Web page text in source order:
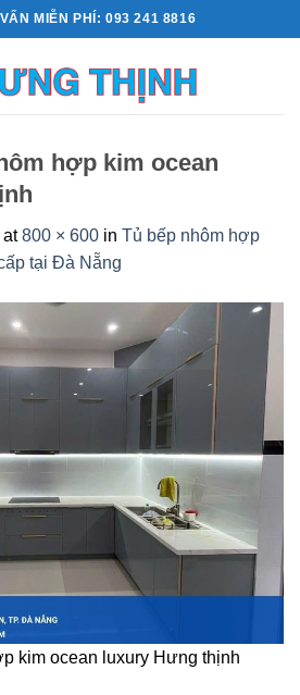
MIỄN PHÍ: 093 241 8816
hợp kim ocean
at800 × 600 in Tủ bếp nhôm hợp
tại Đà Nẵng
kim ocean luxury Hưng thịnh